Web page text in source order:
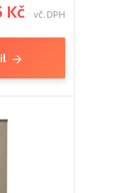
Kč vč. DPH